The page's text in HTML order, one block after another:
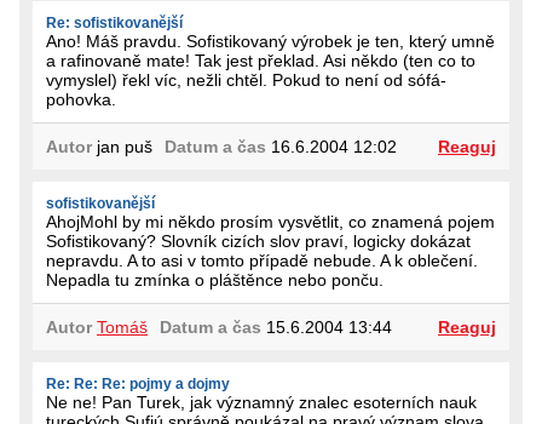
Re: sofistikovanější
Ano! Máš pravdu. Sofistikovaný výrobek je ten, který umně
a rafinovaně mate! Tak jest překlad. Asi někdo (ten co to
vymyslel) řekl víc, nežli chtěl. Pokud to není od sófá-
pohovka.
Autorjan puš Datum a čas 16.6.2004 12:02 Reaguj
sofistikovanější
AhojMohl by mi někdo prosím vysvětlit, co znamená pojem
Sofistikovaný? Slovník cizích slov praví, logicky dokázat
nepravdu. A to asi v tomto případě nebude. A k oblečení.
Nepadla tu zmínka o pláštěnce nebo ponču.
Autor Tomáš Datum a čas 15.6.2004 13:44 Reaguj
Re: Re: Re: pojmy a dojmy
Ne ne! Pan Turek, jak významný znalec esoterních nauk